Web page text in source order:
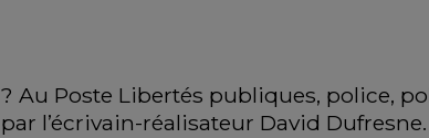
? Au Poste Libertés publiques, police,
par l’écrivain-réalisateur David